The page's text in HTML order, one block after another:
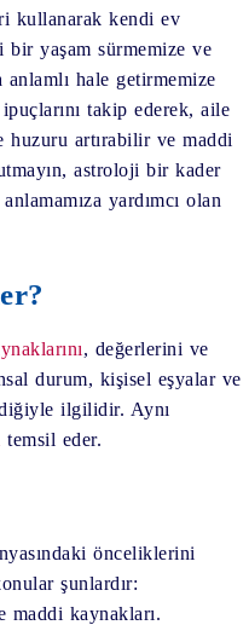
kullanarak kendi ev
bir yaşam sürmemize ve
hale getirmemize
takip ederek, aile
huzuru artırabilir ve maddi
astroloji bir kader
yardımcı olan
, değerlerini ve
durum, kişisel eşyalar ve
ilgilidir. Aynı
temsil eder.
önceliklerini
şunlardır:
maddi kaynakları.